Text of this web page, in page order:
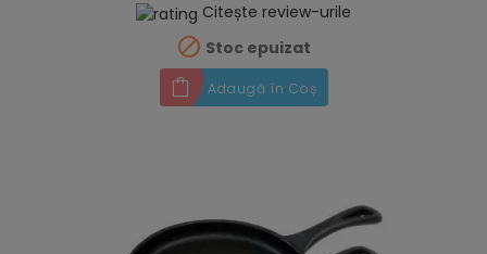
Citește review-urile
 Stoc epuizat
Adaugă în Coș